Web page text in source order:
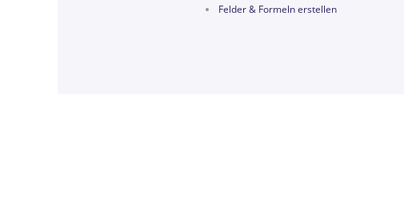
Felder & Formeln erstellen